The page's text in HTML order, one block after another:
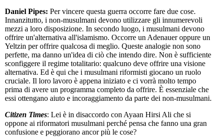
Daniel Pipes: Per vincere questa guerra occorre fare due cose.
Innanzitutto, i non-musulmani devono utilizzare gli innumerevoli
mezzi a loro disposizione. In secondo luogo, i musulmani devono
offrire un'alternativa all'islamismo. Occorre un Adenauer oppure un
Yeltzin per offrire qualcosa di meglio. Queste analogie non sono
perfette, ma danno un'idea di ciò che intendo dire. Non è sufficiente
sconfiggere il regime totalitario: qualcuno deve offrire una visione
alternativa. Ed è qui che i musulmani riformisti giocano un ruolo
cruciale. Il loro lavoro è appena iniziato e ci vorrà molto tempo
prima di avere un programma completo da offrire. È essenziale che
essi ottengano aiuto e incoraggiamento da parte dei non-musulmani.
Citizen Times: Lei è in disaccordo con Ayaan Hirsi Ali che si
oppone ai riformatori musulmani perché pensa che fanno una gran
confusione e peggiorano ancor più le cose?